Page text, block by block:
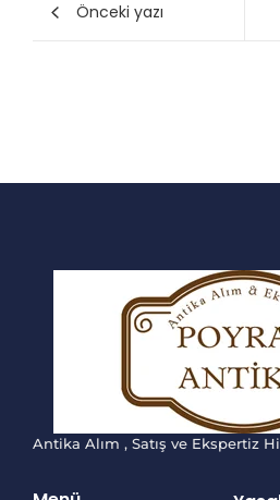
Önceki yazı
Antika Alım , Satış ve Ekspertiz